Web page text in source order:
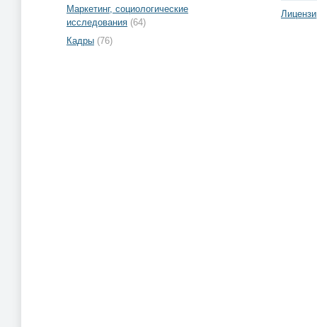
Маркетинг, социологические
исследования (64)
Кадры (76)